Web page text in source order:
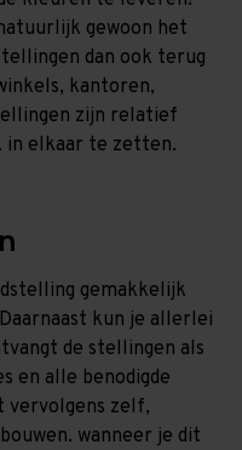
gewoon het
dan ook terug
kantoren,
zijn relatief
in elkaar te zetten.
gemakkelijk
kun je allerlei
de stellingen als
en alle benodigde
vervolgens zelf,
wanneer je dit